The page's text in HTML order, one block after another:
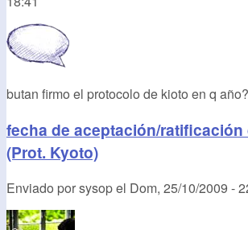
butan firmo el protocolo de kioto en q año?
fecha de aceptación/ratificación
(Prot. Kyoto)
Enviado porsysopel Dom, 25/10/2009 -